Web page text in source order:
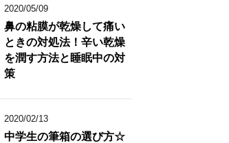
2020/05/09
鼻の粘膜が乾燥して痛い
ときの対処法！辛い乾燥
を潤す方法と睡眠中の対
策
2020/02/13
中学生の筆箱の選び方☆